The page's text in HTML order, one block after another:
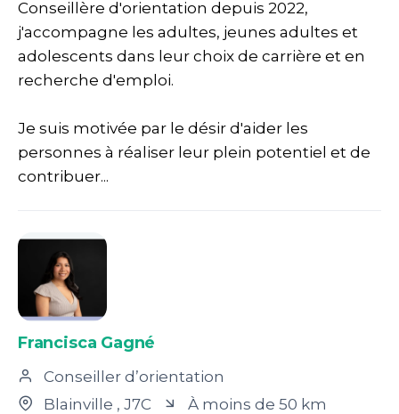
Conseillère d'orientation depuis 2022,
j'accompagne les adultes, jeunes adultes et
adolescents dans leur choix de carrière et en
recherche d'emploi.
Je suis motivée par le désir d'aider les
personnes à réaliser leur plein potentiel et de
contribuer...
Francisca Gagné
Conseiller d’orientation
Blainville , J7C
À moins de 50 km